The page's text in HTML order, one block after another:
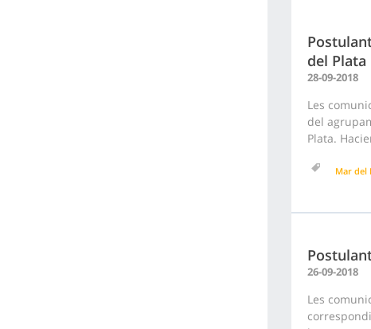
del Plata
28-09-2018
Les
del
Plata.
Mar del
26-09-2018
Les